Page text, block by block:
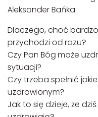
Aleksander Bańka
Dlaczego, choć
przychodzi od razu?
Czy Pan Bóg może
sytuacji?
Czy trzeba spełnić
uzdrowionym?
Jak to się dzieje, że